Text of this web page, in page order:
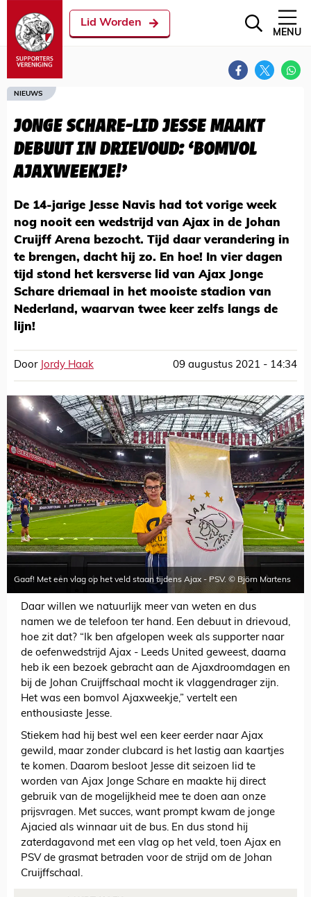
Lid Worden
MENU
NIEUWS
JONGE SCHARE-LID JESSE MAAKT
DEBUUT IN DRIEVOUD: ‘BOMVOL
AJAXWEEKJE!’
De 14-jarige Jesse Navis had tot vorige week
nog nooit een wedstrijd van Ajax in de Johan
Cruijff Arena bezocht. Tijd daar verandering in
te brengen, dacht hij zo. En hoe! In vier dagen
tijd stond het kersverse lid van Ajax Jonge
Schare driemaal in het mooiste stadion van
Nederland, waarvan twee keer zelfs langs de
lijn!
Door Jordy Haak 09 augustus 2021 - 14:34
Gaaf! Met een vlag op het veld staan tijdens Ajax - PSV. © Björn Martens
Daar willen we natuurlijk meer van weten en dus
namen we de telefoon ter hand. Een debuut in drievoud,
hoe zit dat? “Ik ben afgelopen week als supporter naar
de oefenwedstrijd Ajax - Leeds United geweest, daarna
heb ik een bezoek gebracht aan de Ajaxdroomdagen en
bij de Johan Cruijffschaal mocht ik vlaggendrager zijn.
Het was een bomvol Ajaxweekje,” vertelt een
enthousiaste Jesse.
Stiekem had hij best wel een keer eerder naar Ajax
gewild, maar zonder clubcard is het lastig aan kaartjes
te komen. Daarom besloot Jesse dit seizoen lid te
worden van Ajax Jonge Schare en maakte hij direct
gebruik van de mogelijkheid mee te doen aan onze
prijsvragen. Met succes, want prompt kwam de jonge
Ajacied als winnaar uit de bus. En dus stond hij
zaterdagavond met een vlag op het veld, toen Ajax en
PSV de grasmat betraden voor de strijd om de Johan
Cruijffschaal.